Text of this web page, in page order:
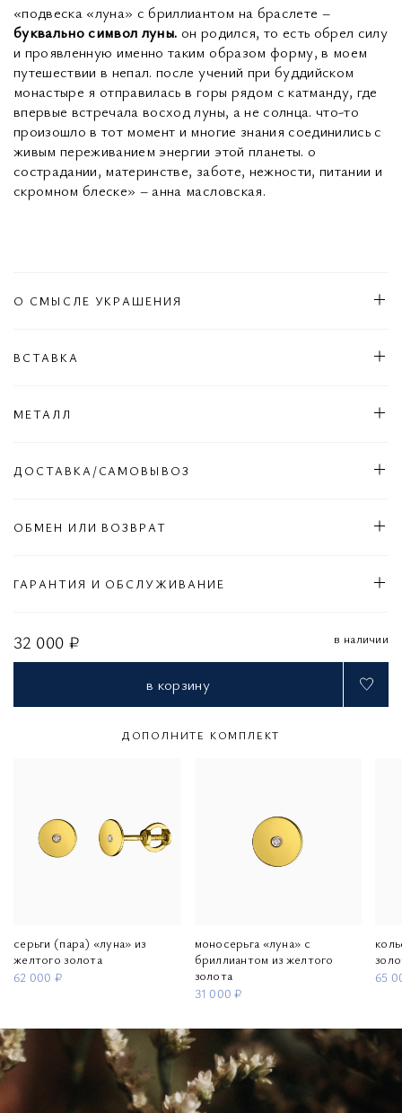
32 000 ₽ в наличии
в корзину
«подвеска «луна» с бриллиантом на браслете –
буквально символ луны. он родился, то есть обрел силу
и проявленную именно таким образом форму, в моем
путешествии в непал. после учений при буддийском
монастыре я отправилась в горы рядом с катманду, где
впервые встречала восход луны, а не солнца. что-то
произошло в тот момент и многие знания соединились с
живым переживанием энергии этой планеты. о
сострадании, материнстве, заботе, нежности, питании и
скромном блеске» – анна масловская.
О СМЫСЛЕ УКРАШЕНИЯ
ВСТАВКА
МЕТАЛЛ
ДОСТАВКА/САМОВЫВОЗ
ОБМЕН ИЛИ ВОЗВРАТ
ГАРАНТИЯ И ОБСЛУЖИВАНИЕ
ДОПОЛНИТЕ КОМПЛЕКТ
серьги (пара) «луна» из
желтого золота
62 000 ₽
моносерьга «луна» с
бриллиантом из желтого
золота
31 000 ₽
65